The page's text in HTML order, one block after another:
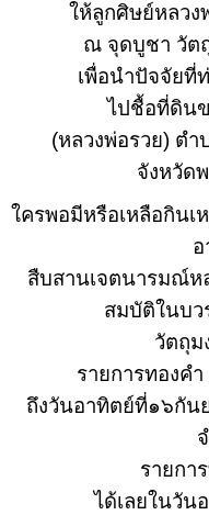
ให้ลูกศิษย์หลวง
ณ จุดบูชา วัต
เพื่อนำปัจจัยที่
ไปชื้อที่ดิน
(หลวงพ่อรวย) ต
จังหวัด
ใครพอมีหรือเหลือกินเ
อ
สืบสานเจตนารมณ์ห
สมบัติในบ
วัตถุม
รายการทองค
ถึงวันอาทิตย์ที่๑๖กัน
รายกา
ได้เลยในวัน